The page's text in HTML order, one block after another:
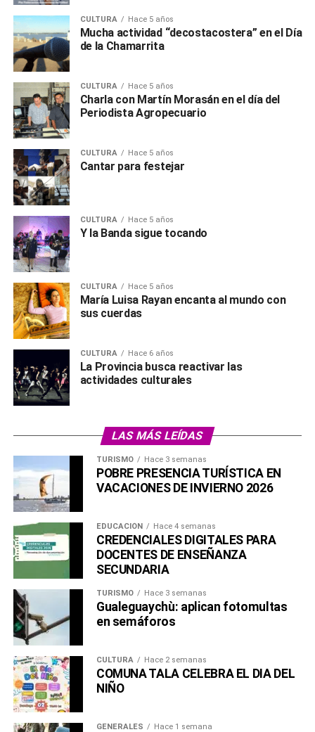
CULTURA Hace 5 años
Mucha actividad “decostacostera” en el Día
de la Chamarrita
CULTURA Hace 5 años
Charla con Martín Morasán en el día del
Periodista Agropecuario
CULTURA Hace 5 años
Cantar para festejar
CULTURA Hace 5 años
Y la Banda sigue tocando
CULTURA Hace 5 años
María Luisa Rayan encanta al mundo con
sus cuerdas
CULTURA Hace 6 años
La Provincia busca reactivar las
actividades culturales
LAS MÁS LEÍDAS
TURISMO Hace 3 semanas
POBRE PRESENCIA TURÍSTICA EN
VACACIONES DE INVIERNO 2026
EDUCACIÓN Hace 4 semanas
CREDENCIALES DIGITALES PARA
DOCENTES DE ENSEÑANZA
SECUNDARIA
TURISMO Hace 3 semanas
Gualeguaychù: aplican fotomultas
en semáforos
CULTURA Hace 2 semanas
COMUNA TALA CELEBRA EL DIA DEL
NIÑO
GENERALES Hace 1 semana